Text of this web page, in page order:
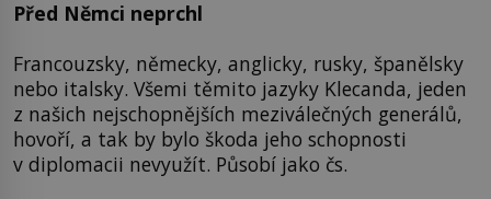
Před Němci neprchl
Francouzsky, německy, anglicky, rusky, španělsky
nebo italsky. Všemi těmito jazyky Klecanda, jeden
z našich nejschopnějších meziválečných generálů,
hovoří, a tak by bylo škoda jeho schopnosti
v diplomacii nevyužít. Působí jako čs.